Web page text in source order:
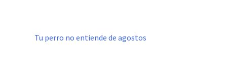
Tu perro no entiende de agostos